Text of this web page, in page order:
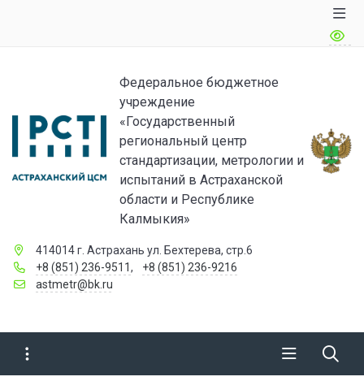
Федеральное бюджетное
учреждение
«Государственный
региональный центр
стандартизации, метрологии и
испытаний в Астраханской
области и Республике
Калмыкия»
414014 г. Астрахань ул. Бехтерева, стр.6
+8 (851) 236-9511,
+8 (851) 236-9216
astmetr@bk.ru